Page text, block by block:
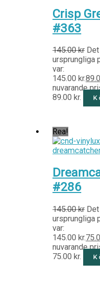
Crisp
#363
145.00kr Det
ursprungliga
var:
145.00 kr.
nuvarande
89.00 kr.
Rea!
#286
145.00kr Det
ursprungliga
var:
145.00 kr.
nuvarande
75.00 kr.